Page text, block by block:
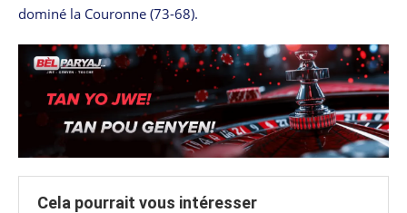
dominé la Couronne (73-68).
Cela pourrait vous intéresser